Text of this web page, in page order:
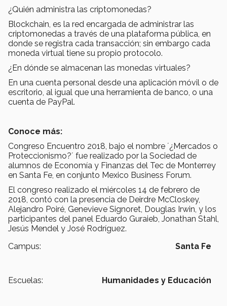
¿Quién administra las criptomonedas?
Blockchain, es la red encargada de administrar las
criptomonedas a través de una plataforma pública, en
donde se registra cada transacción; sin embargo cada
moneda virtual tiene su propio protocolo.
¿En dónde se almacenan las monedas virtuales?
En una cuenta personal desde una aplicación móvil o de
escritorio, al igual que una herramienta de banco, o una
cuenta de PayPal.
Conoce más:
Congreso Encuentro 2018, bajo el nombre ´¿Mercados o
Proteccionismo?´ fue realizado por la Sociedad de
alumnos de Economía y Finanzas del Tec de Monterrey
en Santa Fe, en conjunto Mexico Business Forum.
El congreso realizado el miércoles 14 de febrero de
2018, contó con la presencia de Deirdre McCloskey,
Alejandro Poiré, Genevieve Signoret, Douglas Irwin, y los
participantes del panel Eduardo Guraieb, Jonathan Stahl,
Jesús Mendel y José Rodríguez.
Campus:
Santa Fe
Escuelas: Humanidades y Educación